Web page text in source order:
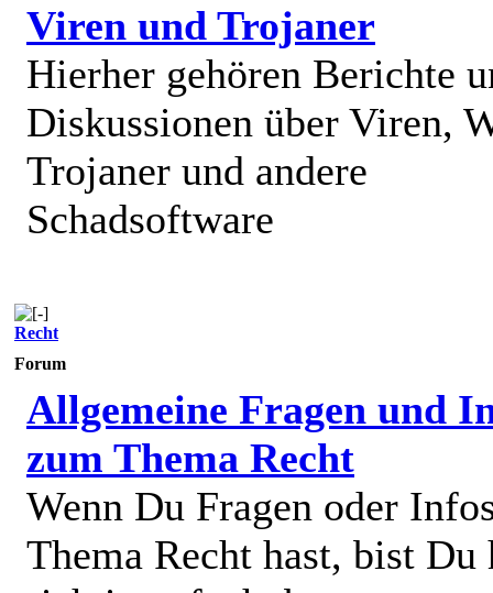
Viren und Trojaner
Hierher gehören Berichte
Diskussionen über Viren,
Trojaner und andere
Schadsoftware
Recht
Forum
Allgemeine Fragen und
zum Thema Recht
Wenn Du Fragen oder
Thema Recht hast, bist Du